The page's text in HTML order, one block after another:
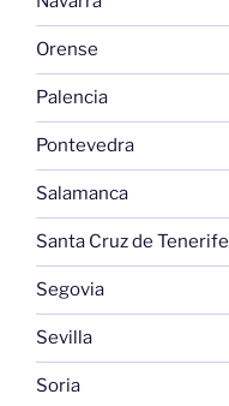
Orense
Palencia
Pontevedra
Salamanca
Santa Cruz de Tenerife
Segovia
Sevilla
Soria